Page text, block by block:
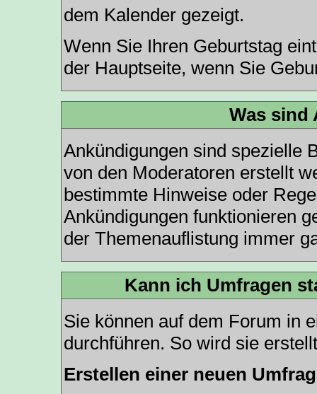
dem Kalender gezeigt.
Wenn Sie Ihren Geburtstag
der Hauptseite, wenn Sie
Was sind
Ankündigungen sind spezielle
von den Moderatoren erstellt
bestimmte Hinweise oder
Ankündigungen funktionieren
der Themenauflistung immer
Kann ich Umfragen
Sie können auf dem Forum in
durchführen. So wird sie
Erstellen einer neuen